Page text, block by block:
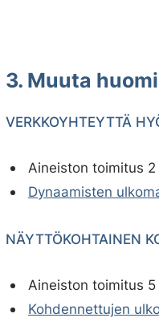
3. Muuta
VERKKOYHTEYTTÄ
Aineiston toimitus
Dynaamisten
NÄYTTÖKOHTAINEN
Aineiston toimitus
Kohdennettujen